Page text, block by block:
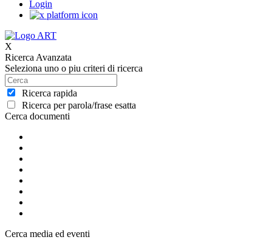
Login
X
Ricerca Avanzata
Seleziona uno o piu criteri di ricerca
Ricerca rapida
Ricerca per parola/frase esatta
Cerca documenti
Cerca media ed eventi